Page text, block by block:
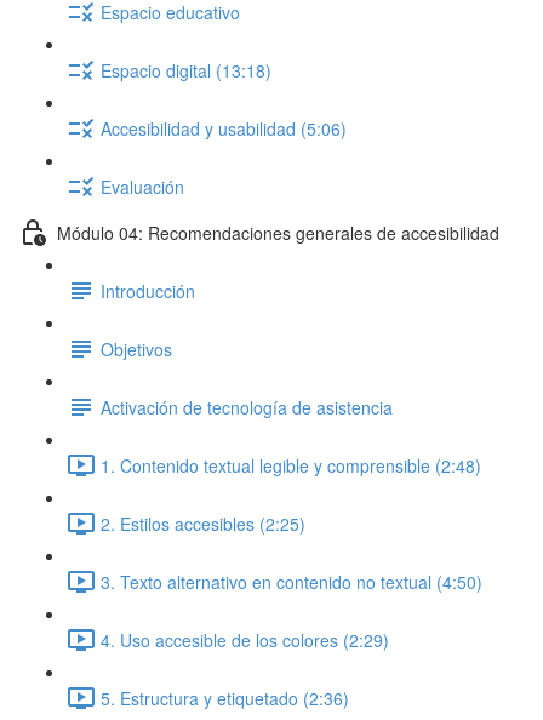
Espacio educativo
Espacio digital (13:18)
Accesibilidad y usabilidad (5:06)
Evaluación
Módulo 04: Recomendaciones generales de accesibilidad
Introducción
Objetivos
Activación de tecnología de asistencia
1. Contenido textual legible y comprensible (2:48)
2. Estilos accesibles (2:25)
3. Texto alternativo en contenido no textual (4:50)
4. Uso accesible de los colores (2:29)
5. Estructura y etiquetado (2:36)